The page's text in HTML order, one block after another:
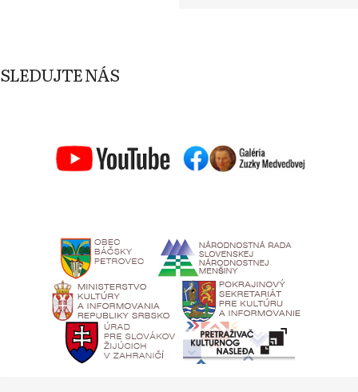
SLEDUJTE NÁS